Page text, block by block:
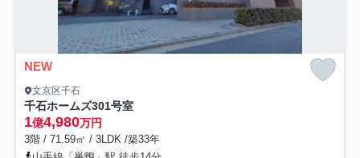
NEW
文京区千石
千石ホームズ301号室
1億4,980万円
3階 / 71.59㎡ / 3LDK /築33年